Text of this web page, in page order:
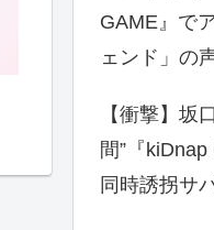
GAME』で
ェンド」の
【衝撃】坂
間”『
同時誘拐サ